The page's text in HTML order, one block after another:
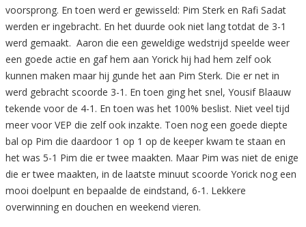
voorsprong. En toen werd er gewisseld: Pim Sterk en Rafi Sadat
werden er ingebracht. En het duurde ook niet lang totdat de 3-1
werd gemaakt. Aaron die een geweldige wedstrijd speelde weer
een goede actie en gaf hem aan Yorick hij had hem zelf ook
kunnen maken maar hij gunde het aan Pim Sterk. Die er net in
werd gebracht scoorde 3-1. En toen ging het snel, Yousif Blaauw
tekende voor de 4-1. En toen was het 100% beslist. Niet veel tijd
meer voor VEP die zelf ook inzakte. Toen nog een goede diepte
bal op Pim die daardoor 1 op 1 op de keeper kwam te staan en
het was 5-1 Pim die er twee maakten. Maar Pim was niet de enige
die er twee maakten, in de laatste minuut scoorde Yorick nog een
mooi doelpunt en bepaalde de eindstand, 6-1. Lekkere
overwinning en douchen en weekend vieren.